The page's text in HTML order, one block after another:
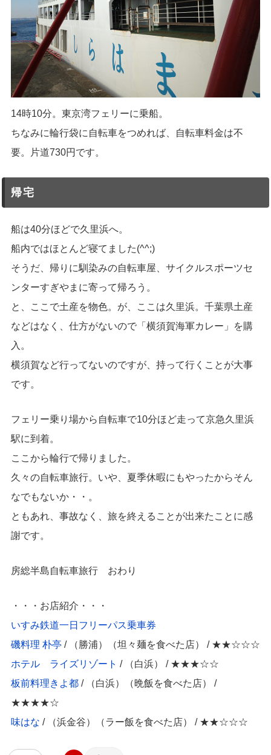
14時10分。東京湾フェリーに乗船。
ちなみに輪行袋に自転車をつめれば、自転車料金は不
要。片道730円です。
帰宅
船は40分ほどで久里浜へ。
船内ではほとんど寝てました(^^;)
そうだ、帰りに馴染みの自転車屋、サイクルスポーツセ
ンターすぎやまに寄って帰ろう。
と、ここで土産を物色。が、ここは久里浜。千葉県土産
などはなく、仕方がないので「横須賀海軍カレー」を購
入。
横須賀など行ってないのですが、持って行くことが大事
です。
フェリー乗り場から自転車で10分ほど走って京急久里浜
駅に到着。
ここから輪行で帰りました。
久々の自転車旅行。いや、夏季休暇にもやったからそん
なでもないか・・。
ともあれ、事故なく、旅を終えることが出来たことに感
謝です。
房総半島自転車旅行 おわり
・・・お店紹介・・・
いすみ鉄道一日フリーパス乗車券
磯料理 朴亭 / （勝浦）（坦々麺を食べた店） / ★★☆☆☆
ホテル ライズリゾート / （白浜） / ★★★☆☆
板前料理きよ都 / （白浜）（晩飯を食べた店） /
★★★★☆
味はな / （浜金谷）（ラー飯を食べた店） / ★★☆☆☆